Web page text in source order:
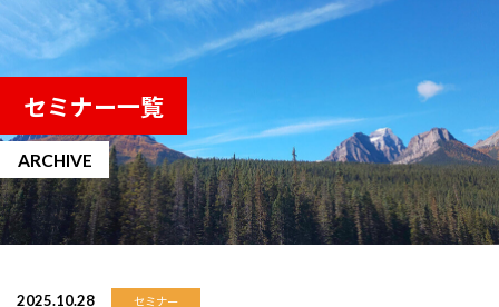
セミナー一覧
ARCHIVE
2025.10.28 セミナー